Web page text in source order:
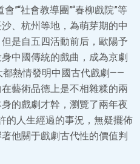
”“社會教導團”“春柳戲院”等
、杭州等地，為萌芽期的中
是自五四活動前后，歐陽予
中國傳統的戲曲，成為京劇
熱情發明中國古代戲劇——
藝術品德上是不相雜糅的兩
的戲劇才幹，瀏覽了兩年夜
人生經過的事況，無疑擺佈
他關于戲劇古代性的價值判